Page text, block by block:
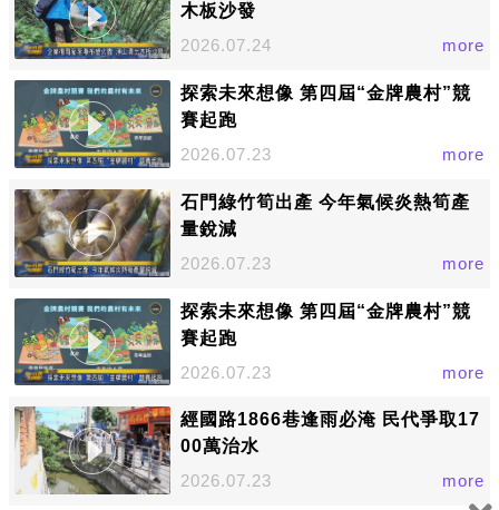
木板沙發
2026.07.24
more
探索未來想像 第四屆“金牌農村”競
賽起跑
2026.07.23
more
石門綠竹筍出產 今年氣候炎熱筍產
量銳減
2026.07.23
more
探索未來想像 第四屆“金牌農村”競
賽起跑
2026.07.23
more
經國路1866巷逢雨必淹 民代爭取17
00萬治水
2026.07.23
more